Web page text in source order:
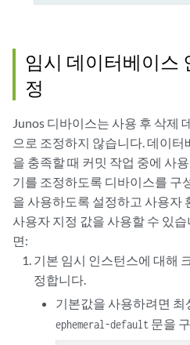
임시 데이터베이스
정
Junos 디바이스는 사용 후 삭제
으로 조정하지 않습니다. 데이
을 충족할 때 커밋 작업 중에 사
기를 조정하도록 디바이스를 구
을 사용하도록 설정하고 사용자
사용자 지정 값을 사용할 수 있
면:
기본 임시 인스턴스에 대해
정합니다.
기본값을 사용하려면 최
ephemeral-default문을